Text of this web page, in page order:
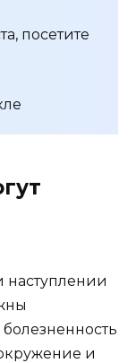
посетите
наступлении
и